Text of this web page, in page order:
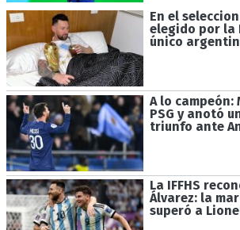
En el
elegido por la
único
A lo campeón:
PSG y anotó
triunfo ante
La IFFHS
Álvarez: la
superó a